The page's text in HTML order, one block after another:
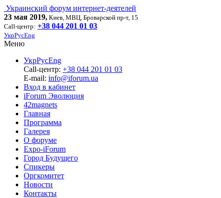
Украинский форум интернет-деятелей
23 мая 2019, Киев, МВЦ, Броварской пр-т, 15
Call-центр: +38 044 201 01 03
УкрРусEng
Меню
УкрРусEng
Call-центр: +38 044 201 01 03
E-mail: info@iforum.ua
Вход в кабинет
iForum Эволюция
42magnets
Главная
Программа
Галерея
О форуме
Expo-iForum
Город Будущего
Спикеры
Оргкомитет
Новости
Контакты